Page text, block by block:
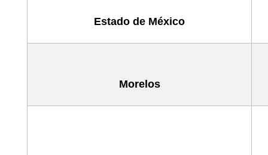
Estado de México
Morelos